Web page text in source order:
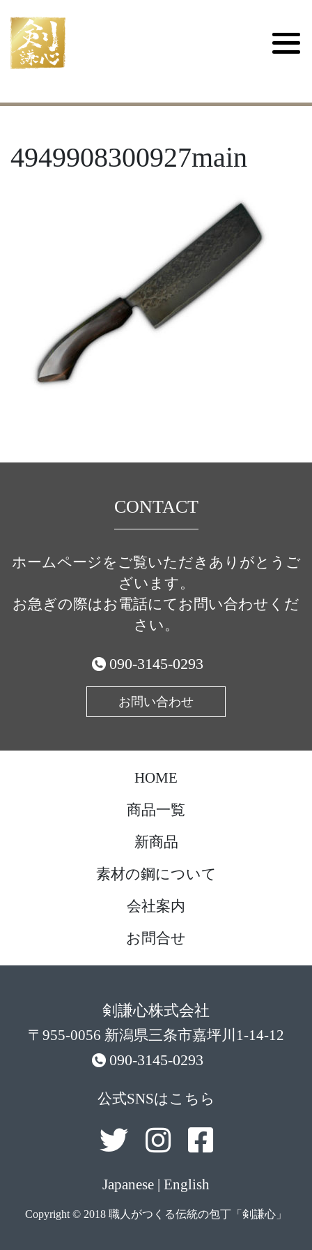
4949908300927main
CONTACT
ホームページをご覧いただきありがとうご
ざいます。
お急ぎの際はお電話にてお問い合わせくだ
さい。
090-3145-0293
お問い合わせ
HOME
商品一覧
新商品
素材の鋼について
会社案内
お問合せ
剣謙心株式会社
〒955-0056 新潟県三条市嘉坪川1-14-12
090-3145-0293
公式SNSはこちら
Japanese English
Copyright © 2018 職人がつくる伝統の包丁「剣謙心」